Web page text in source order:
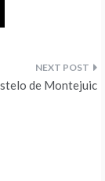
de Montejuic